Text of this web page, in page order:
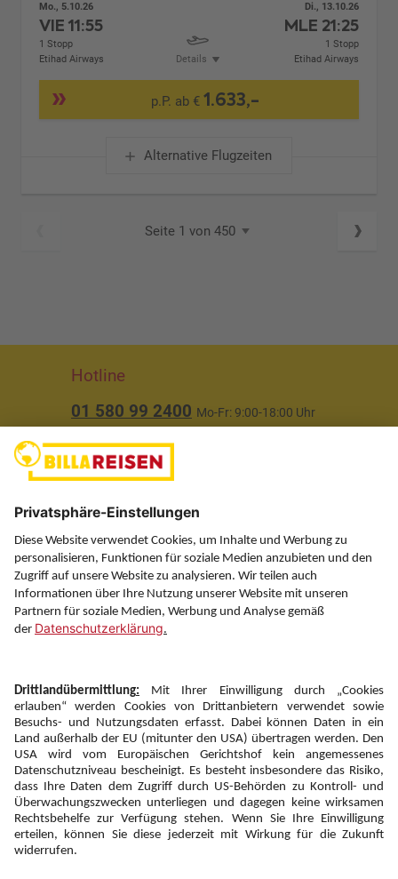
Mo., 5.10.26
VIE11:55
1 Stopp
Etihad Airways
Details
Di., 13.10.26
MLE 21:25
1 Stopp
Etihad Airways
p.P. ab €1.633,-
Alternative Flugzeiten
Seite 1 von 450
Hotline
01 580 99 2400 Mo-Fr: 9:00-18:00 Uhr
Über uns
Service
Information
Folgen Sie uns auf
Newsletter:
Anmelden